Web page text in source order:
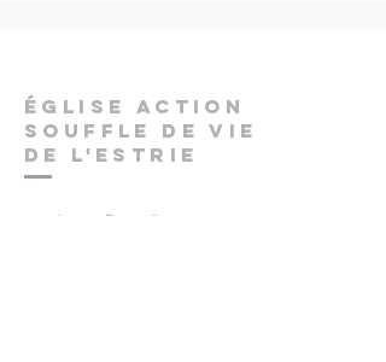
ÉGLISE ACTION
SOUFFLE DE VIE
DE L'ESTRIE
pstchaput@gmail.com